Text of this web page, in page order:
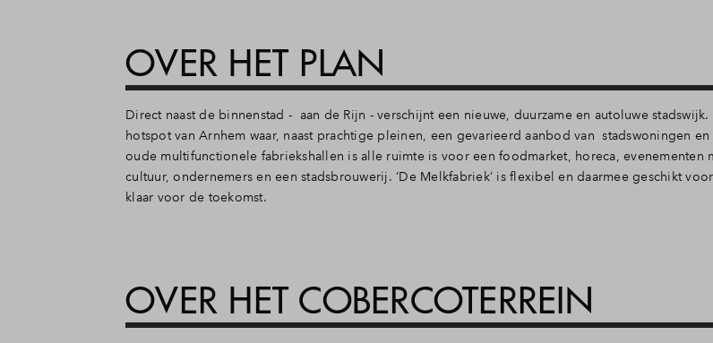
OVER HET PLAN
Direct naast de binnenstad - aan de Rijn - verschijnt een nieuwe, duurzame en autoluwe
hotspot van Arnhem waar, naast prachtige pleinen, een gevarieerd aanbod van stadswoningen
oude multifunctionele fabriekshallen is alle ruimte is voor een foodmarket, horeca, evenementen
cultuur, ondernemers en een stadsbrouwerij. ‘De Melkfabriek’ is flexibel en daarmee geschikt
klaar voor de toekomst.
OVER HET COBERCOTERREIN